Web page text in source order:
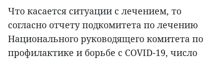
Что касается ситуации с лечением, то
согласно отчету подкомитета по лечению
Национального руководящего комитета по
профилактике и борьбе с COVID-19, число